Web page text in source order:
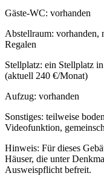
Gäste-WC: vorhanden
Abstellraum: vorhanden,
Regalen
Stellplatz: ein Stellplatz
(aktuell 240 €/Monat)
Aufzug: vorhanden
Sonstiges: teilweise
Videofunktion,
Hinweis: Für dieses
Häuser, die unter
Ausweispflicht befreit.